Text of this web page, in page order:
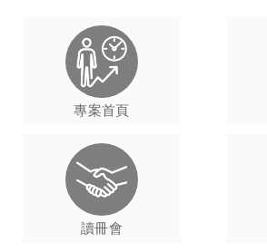
專案首頁
讀冊會